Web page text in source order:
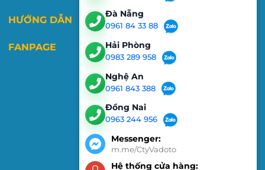
HƯỚNG DẪN
FANPAGE
Đà Nẵng
0961 84 33 88
Hải Phòng
0983 289 958
Nghệ An
0961 843 388
Đồng Nai
0963 244 956
Messenger:
m.me/CtyVadoto
Hệ thống cửa hàng: